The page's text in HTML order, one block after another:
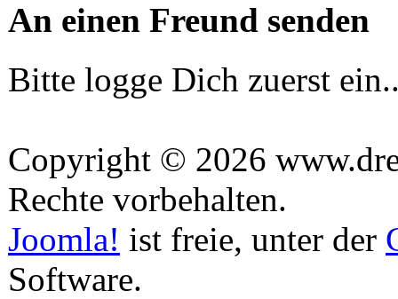
An einen Freund senden
Bitte logge Dich zuerst
Copyright © 2026
Rechte vorbehalten.
Joomla! ist freie, unter der
Software.